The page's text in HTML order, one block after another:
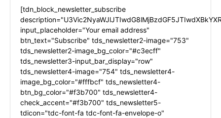
[tdn_block_newsletter_subscribe
input_placeholder="Your email address"
btn_text="Subscribe" tds_newsletter2-image="753"
tds_newsletter2-image_bg_color="#c3ecff"
tds_newsletter3-input_bar_display="row"
tds_newsletter4-image="754" tds_newsletter4-
image_bg_color="#fffbcf" tds_newsletter4-
btn_bg_color="#f3b700" tds_newsletter4-
check_accent="#f3b700" tds_newsletter5-
tdicon="tdc-font-fa tdc-font-fa-envelope-o"